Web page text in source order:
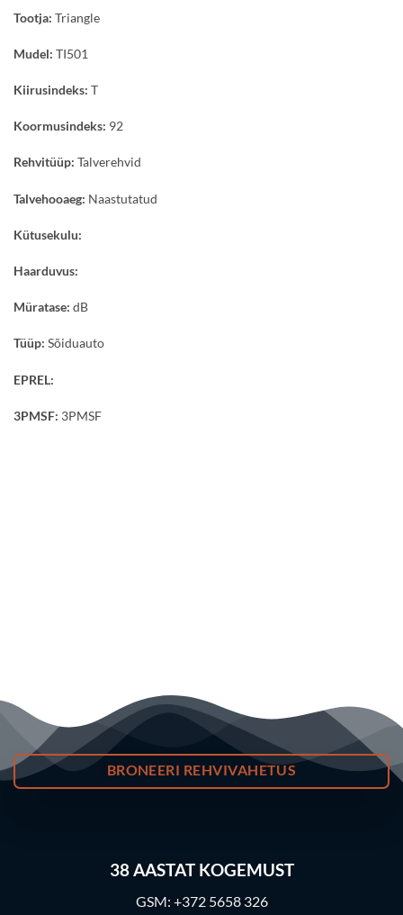
Tootja: Triangle
Mudel: TI501
Kiirusindeks: T
Koormusindeks: 92
Rehvitüüp: Talverehvid
Talvehooaeg: Naastutatud
Kütusekulu:
Haarduvus:
Müratase: dB
Tüüp: Sõiduauto
EPREL:
3PMSF: 3PMSF
BRONEERI REHVIVAHETUS
38AASTAT KOGEMUST
GSM: +372 5658 326